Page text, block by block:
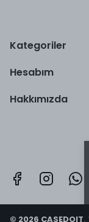
Kategoriler
Hesabım
Hakkımızda
© 2026